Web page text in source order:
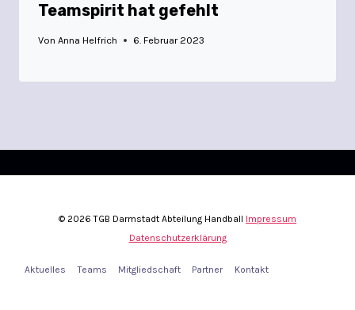
Teamspirit hat gefehlt
Von Anna Helfrich 6. Februar 2023
© 2026 TGB Darmstadt Abteilung Handball Impressum
Datenschutzerklärung
Aktuelles Teams Mitgliedschaft Partner Kontakt